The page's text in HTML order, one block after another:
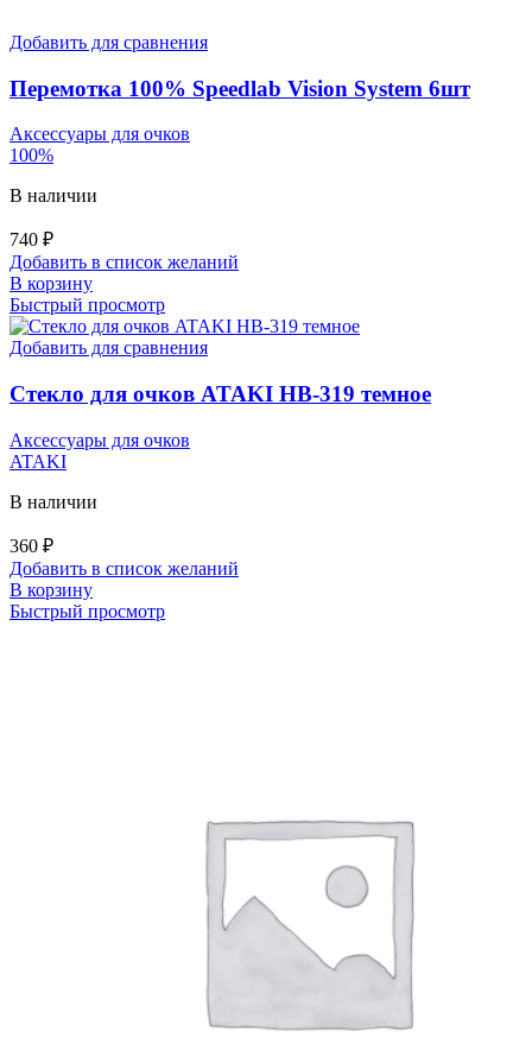
Добавить для сравнения
Перемотка 100% Speedlab Vision System 6шт
Аксессуары для очков
100%
В наличии
740 ₽
Добавить в список желаний
В корзину
Быстрый просмотр
Добавить для сравнения
Стекло для очков ATAKI HB-319 темное
Аксессуары для очков
ATAKI
В наличии
360 ₽
Добавить в список желаний
В корзину
Быстрый просмотр